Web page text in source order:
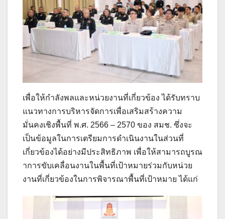
เพื่อให้กำลังพลและหน่วยงานที่เกี่ยวข้อง ได้รับทราบ
แนวทางการบริหารจัดการเพื่อเสริมสร้างความ
มั่นคงเชิงพื้นที่ พ.ศ. 2566 – 2570 ของ สมช. ซึ่งจะ
เป็นข้อมูลในการเตรียมการดำเนินงานในส่วนที่
เกี่ยวข้องได้อย่างมีประสิทธิภาพ เพื่อให้สามารถบูรณ
าการขับเคลื่อนงานในพื้นที่เป้าหมายร่วมกับหน่วย
งานที่เกี่ยวข้องในการพิจารณาพื้นที่เป้าหมาย ได้แก่